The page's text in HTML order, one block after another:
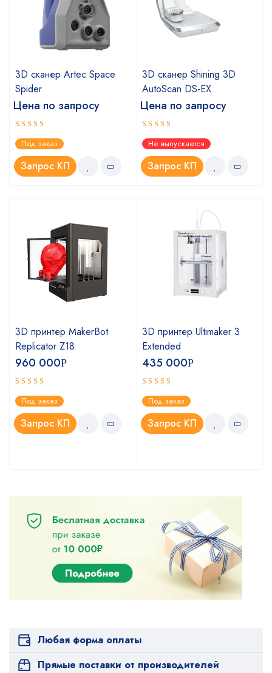
3D сканер Artec Space
Spider
Цена по запросу
Оценка
5.00из 5
Под заказ
Запрос КП
3D сканер Shining 3D
AutoScan DS-EX
Цена по запросу
Оценка
4.67из 5
Не выпускается
Запрос КП
3D принтер MakerBot
Replicator Z18
960 000Р
Оценка
4.75из 5
Под заказ
Запрос КП
3D принтер Ultimaker 3
Extended
435 000Р
Оценка
5.00из 5
Под заказ
Запрос КП
Любая форма оплаты
Прямые поставки от производителей